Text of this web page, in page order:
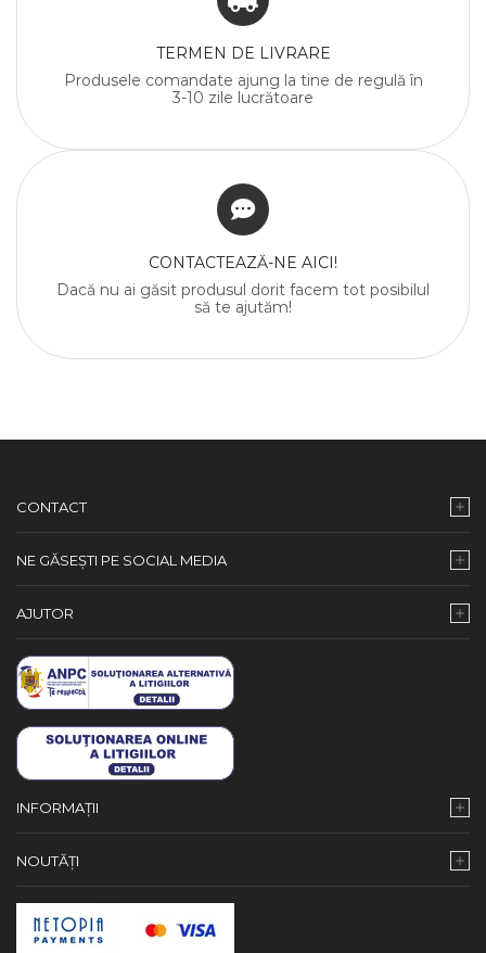
TERMEN DE LIVRARE
Produsele comandate ajung la tine de regulă în
3-10 zile lucrătoare
CONTACTEAZĂ-NE AICI!
Dacă nu ai găsit produsul dorit facem tot posibilul
să te ajutăm!
CONTACT
NE GĂSEȘTI PE SOCIAL MEDIA
AJUTOR
INFORMAȚII
NOUTĂȚI